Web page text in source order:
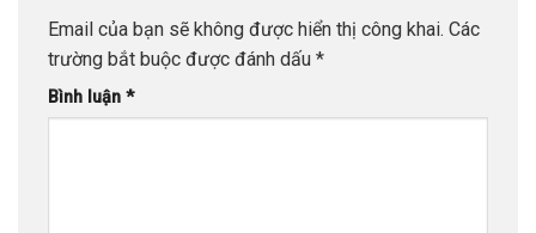
Email của bạn sẽ không được hiển thị công khai. Các
trường bắt buộc được đánh dấu *
Bình luận *